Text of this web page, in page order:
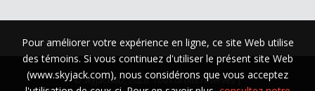
© SkyjackMD, 2026. Tous droits réservés |
Pour améliorer votre expérience en ligne, ce site Web utilise
des témoins. Si vous continuez d'utiliser le présent site Web
(www.skyjack.com), nous considérons que vous acceptez